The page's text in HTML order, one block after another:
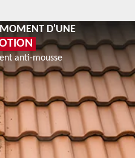
MOMENT D'UNE
anti-mousse